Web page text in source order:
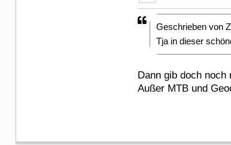
Geschrieben von
Tja in dieser
Dann gib doch noch
Außer MTB und